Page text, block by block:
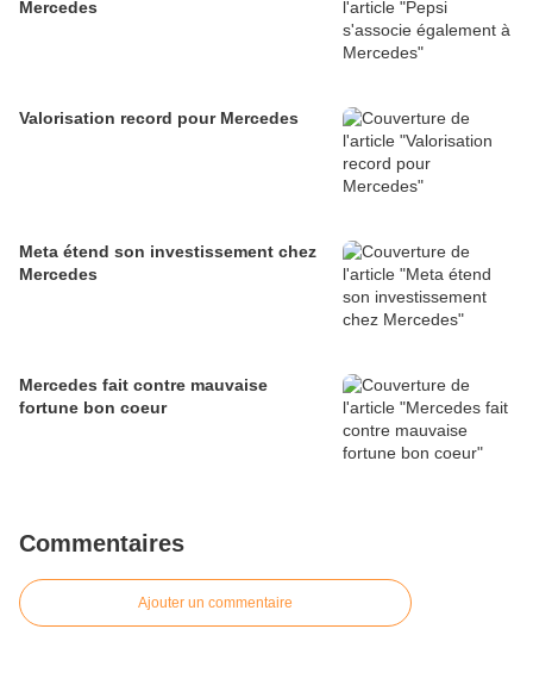
Mercedes
Valorisation record pour Mercedes
Meta étend son investissement chez
Mercedes
Mercedes fait contre mauvaise
fortune bon coeur
Commentaires
Ajouter un commentaire